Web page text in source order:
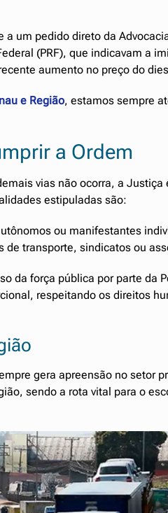
um pedido direto da
(PRF), que indicavam a
aumento no preço do
e Região, estamos sempre
a Ordem
vias não ocorra, a
estipuladas são:
ou manifestantes
de transporte, sindicatos ou
da força pública por parte da
respeitando os direitos
gera apreensão no setor
sendo a rota vital para o